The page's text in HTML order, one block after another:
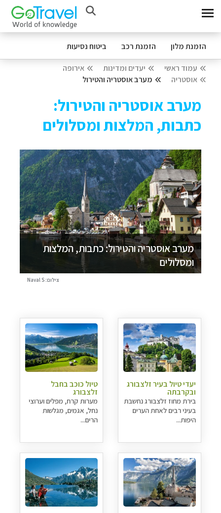
הזמנת מלון הזמנת רכב ביטוח נסיעות
עמוד ראשי יעדים ומדינות
אירופה
אוסטריה
מערב אוסטריה והטירול
מערב אוסטריה והטירול:
כתבות, המלצות ומסלולים
מערב אוסטריה והטירול: כתבות, המלצות
ומסלולים
צילום: Naval S
יעדי טיול בעיר זלצבורג
ובקרבתה
בירת מחוז זלצבורג נחשבת
בעיני רבים לאחת הערים
היפות...
טיול כוכב בחבל
זלצבורג
מערות קרח, מפלים וערוצי
נחל, אגמים, מגלשות
הרים...